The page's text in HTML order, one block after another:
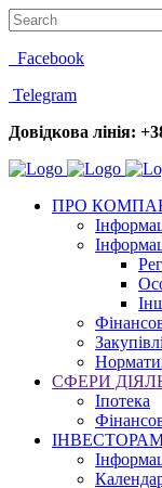
Facebook
Telegram
Довідкова лінія:
ПРО
Закупівлі
СФЕРИ
Іпотека